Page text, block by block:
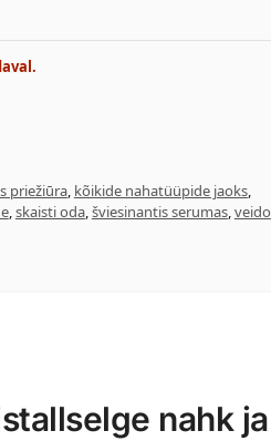
priežiūra, kõikide nahatüüpide jaoks,
,skaisti oda,šviesinantis serumas,veido
nahk ja